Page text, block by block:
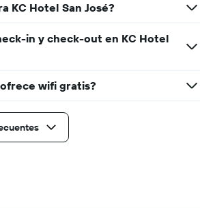
KC Hotel San José?
in y check-out en KC Hotel
wifi gratis?